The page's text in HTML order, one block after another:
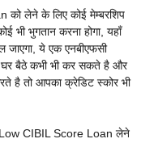
लेने के लिए कोई मेम्बरशिप
भी भुगतान करना होगा, यहाँ
ये एक एनबीएफसी
घर बैठे कभी भी कर सकते है और
है तो आपका क्रेडिट स्कोर भी
Low CIBIL Score Loan लेने